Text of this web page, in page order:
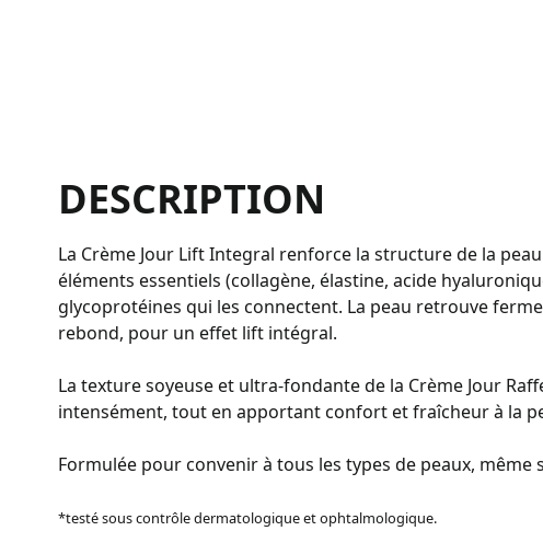
DESCRIPTION
La Crème Jour Lift Integral renforce la structure de la
éléments essentiels (collagène, élastine, acide
glycoprotéines qui les connectent. La peau retrouve
rebond, pour un effet lift intégral.
La texture soyeuse et ultra-fondante de la Crème Jour
intensément, tout en apportant confort et fraîcheur à la
Formulée pour convenir à tous les types de peaux, même
*testé sous contrôle dermatologique et ophtalmologique.